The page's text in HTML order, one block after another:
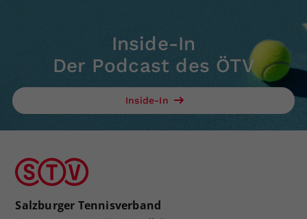
Inside-In
Der Podcast des ÖTV
Inside-In
Salzburger Tennisverband